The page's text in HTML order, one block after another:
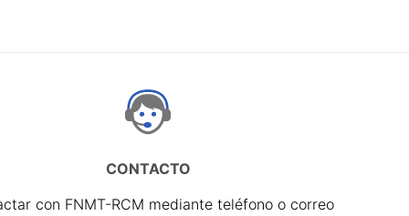
CONTACTO
con FNMT-RCM mediante teléfono o correo